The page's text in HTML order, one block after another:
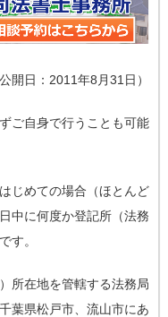
公開日：2011年8月31日）
ご自身で行うことも可能
じめての場合（ほとんど
中に何度か登記所（法務
す。
所在地を管轄する法務局
葉県松戸市、流山市にあ